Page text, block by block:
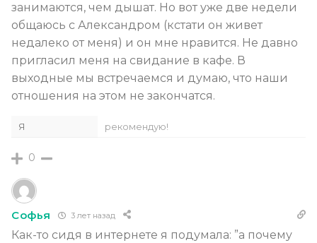
занимаются, чем дышат. Но вот уже две недели
общаюсь с Александром (кстати он живет
недалеко от меня) и он мне нравится. Не давно
пригласил меня на свидание в кафе. В
выходные мы встречаемся и думаю, что наши
отношения на этом не закончатся.
Я рекомендую!
0
Софья 3 лет назад
Как-то сидя в интернете я подумала: ”а почему